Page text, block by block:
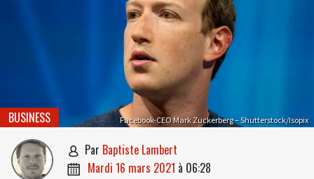
Facebook-CEO Mark Zuckerberg – Shutterstock/Isopix
BUSINESS
 par Baptiste Lambert
 mardi 16 mars 2021 à 06:28